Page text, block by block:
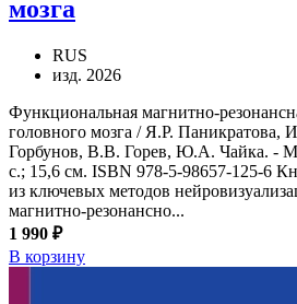
мозга
RUS
изд. 2026
Функциональная магнитно-
головного мозга / Я.Р. Паникратова,
Горбунов, В.В. Горев, Ю.А. Чайка. -
с.; 15,6 см. ISBN 978-5-98657-125-6
из ключевых методов
магнитно-резонансно...
1 990 ₽
В корзину